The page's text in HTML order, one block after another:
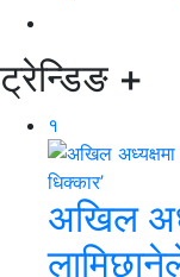
ट्रेन्डिङ +
१
अखिल